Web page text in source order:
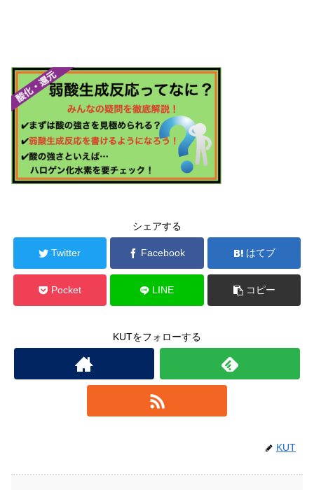
シェアする
Twitter Facebook はてブ
Pocket LINE コピー
KUTをフォローする
KUT